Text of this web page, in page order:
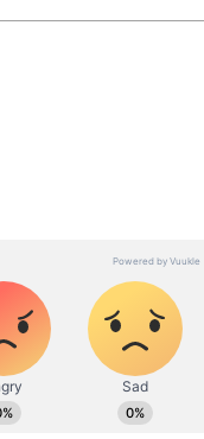
పాటు ప‌లు
ద‌క్కించుకుంది.
నగర పంచాయతీలో
కార్పొరేషన్‌